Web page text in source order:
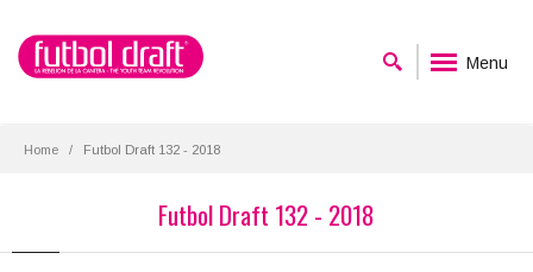
Menu
Home Futbol Draft 132 - 2018
Futbol Draft 132 - 2018